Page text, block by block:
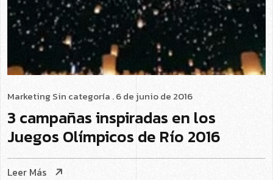
Marketing Sin categoría . 6 de junio de 2016
3 campañas inspiradas en los
Juegos Olímpicos de Río 2016
Leer Más